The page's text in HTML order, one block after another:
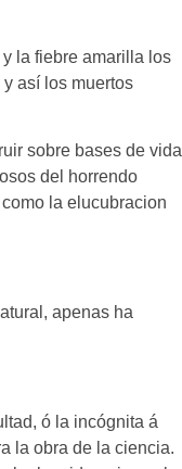
la fiebre amarilla los
así los muertos
sobre bases de vida
del horrendo
la elucubracion
apenas ha
ó la incógnita á
la obra de la ciencia.